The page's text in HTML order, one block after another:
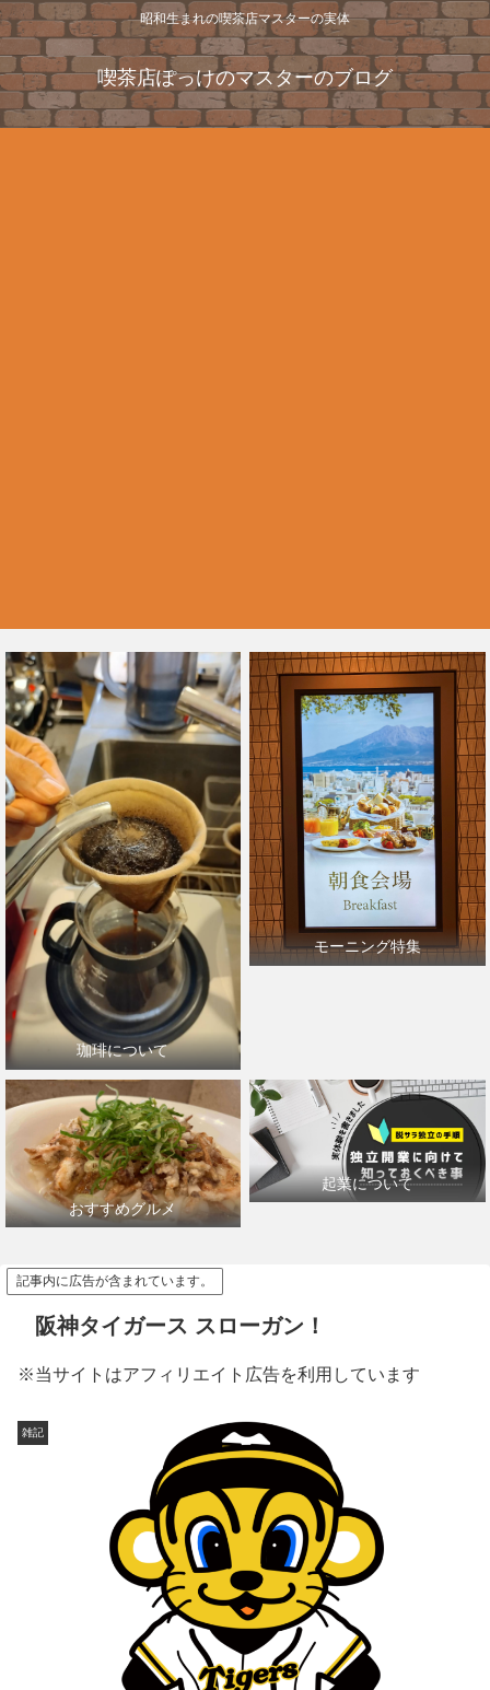
昭和生まれの喫茶店マスターの実体
喫茶店ぽっけのマスターのブログ
珈琲について
モーニング特集
おすすめグルメ
起業について
記事内に広告が含まれています。
阪神タイガース スローガン！
※当サイトはアフィリエイト広告を利用しています
雑記